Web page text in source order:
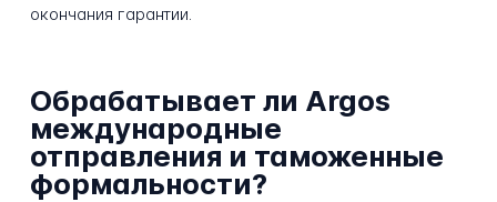
окончания гарантии.
Обрабатывает ли Argos
международные
отправления и таможенные
формальности?